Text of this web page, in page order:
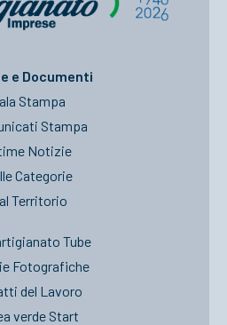
e Documenti
Stampa
Stampa
Notizie
Categorie
Territorio
Tube
Fotografiche
del Lavoro
verde Start